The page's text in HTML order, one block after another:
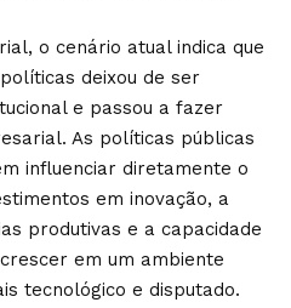
o cenário atual indica que
deixou de ser
e passou a fazer
As políticas públicas
influenciar diretamente o
em inovação, a
produtivas e a capacidade
em um ambiente
tecnológico e disputado.